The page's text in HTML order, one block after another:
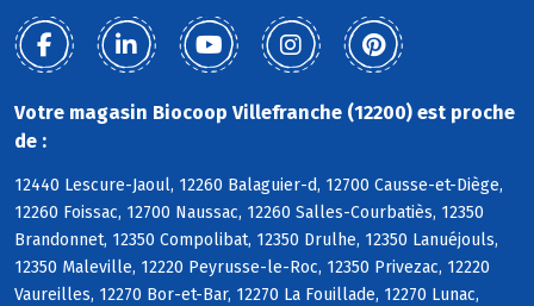
Votre magasin Biocoop Villefranche (12200) est proche
de :
12440 Lescure-Jaoul, 12260 Balaguier-d, 12700 Causse-et-Diège,
12260 Foissac, 12700 Naussac, 12260 Salles-Courbatiès, 12350
Brandonnet, 12350 Compolibat, 12350 Drulhe, 12350 Lanuéjouls,
12350 Maleville, 12220 Peyrusse-le-Roc, 12350 Privezac, 12220
Vaureilles, 12270 Bor-et-Bar, 12270 La Fouillade, 12270 Lunac,